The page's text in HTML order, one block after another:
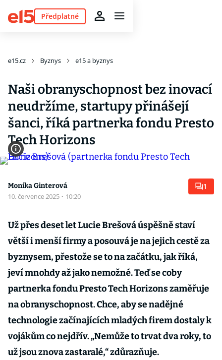
Předplatné
e15.cz Byznys e15 a byznys
Naši obranyschopnost bez inovací
neudržíme, start­upy přinášejí
šanci, říká partnerka fondu Presto
Tech Horizons
Monika Ginterová
10. července 2025 · 10:20
1
Už přes deset let Lucie Brešová úspěšně staví
větší i menší firmy a posouvá je na jejich cestě za
byznysem, přestože se to na začátku, jak říká,
jeví mnohdy až jako nemožné. Teď se coby
partnerka fondu Presto Tech Horizons zaměřuje
na obranyschopnost. Chce, aby se nadějné
technologie začínajících mladých firem dostaly k
vojákům co nejdřív. „Nemůže to trvat dva roky, to
už jsou znova zastaralé,“ zdůrazňuje.